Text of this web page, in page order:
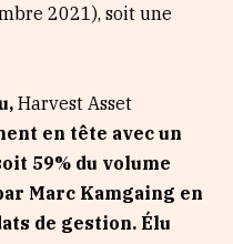
2021), soit une
Harvest Asset
en tête avec un
59% du volume
Marc Kamgaing en
de gestion. Élu